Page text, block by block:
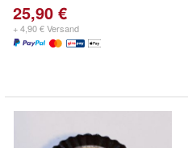
25,90 €
+ 4,90 € Versand